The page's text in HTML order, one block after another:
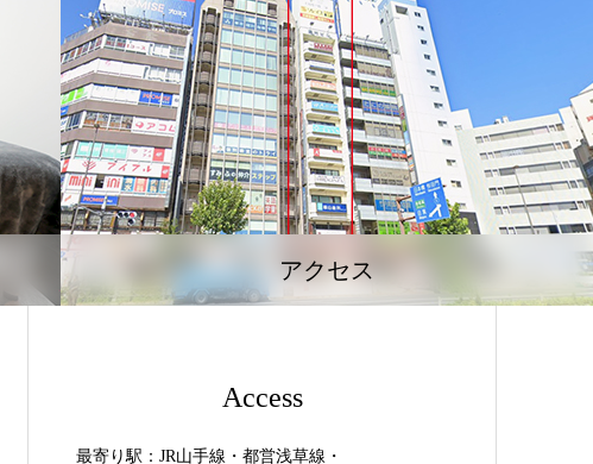
アクセス
Access
最寄り駅：JR山手線・都営浅草線・